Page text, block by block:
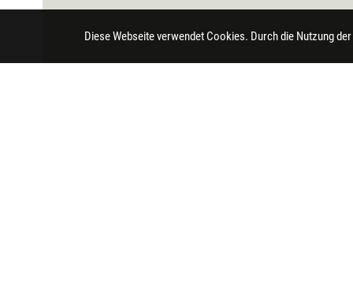
Diese Webseite verwendet Cookies. Durch die Nutzung